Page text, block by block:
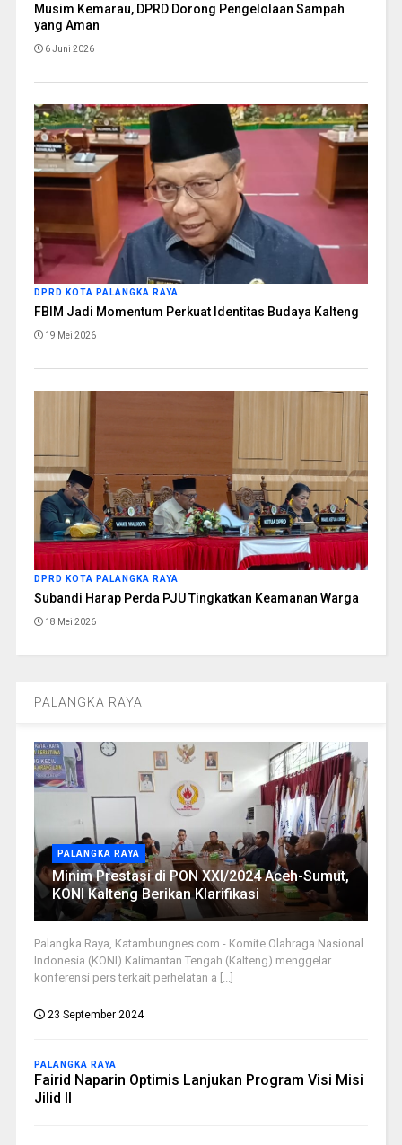
Musim Kemarau, DPRD Dorong Pengelolaan Sampah
yang Aman
6 Juni 2026
DPRD KOTA PALANGKA RAYA
FBIM Jadi Momentum Perkuat Identitas Budaya Kalteng
19 Mei 2026
DPRD KOTA PALANGKA RAYA
Subandi Harap Perda PJU Tingkatkan Keamanan Warga
18 Mei 2026
PALANGKA RAYA
PALANGKA RAYA
Minim Prestasi di PON XXI/2024 Aceh-Sumut,
KONI Kalteng Berikan Klarifikasi
Palangka Raya, Katambungnes.com - Komite Olahraga Nasional
Indonesia (KONI) Kalimantan Tengah (Kalteng) menggelar
konferensi pers terkait perhelatan a [...]
23 September 2024
PALANGKA RAYA
Fairid Naparin Optimis Lanjukan Program Visi Misi
Jilid II